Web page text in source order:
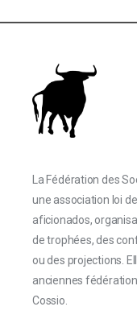
La Fédération des
une association loi
aficionados,
de trophées, des
ou des projections.
anciennes
Cossio.